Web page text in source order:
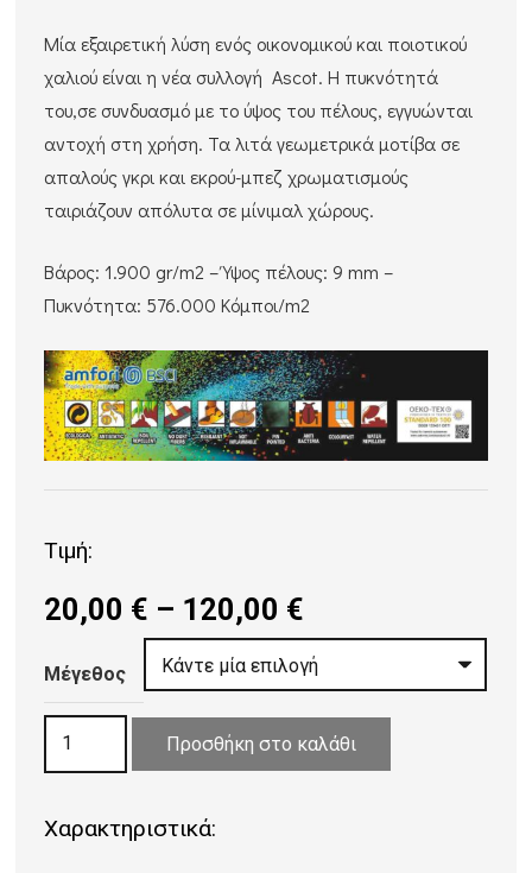
Μία εξαιρετική λύση ενός οικονομικού και ποιοτικού
χαλιού είναι η νέα συλλογή Ascot. Η πυκνότητά
του,σε συνδυασμό με το ύψος του πέλους, εγγυώνται
αντοχή στη χρήση. Τα λιτά γεωμετρικά μοτίβα σε
απαλούς γκρι και εκρού-μπεζ χρωματισμούς
ταιριάζουν απόλυτα σε μίνιμαλ χώρους.
Βάρος: 1.900 gr/m2 – Ύψος πέλους: 9 mm –
Πυκνότητα: 576.000 Κόμποι/m2
Τιμή:
20,00 € – 120,00 €
range:
20,00 €
120,00 €
Μέγεθος
ΧΑΛΙ
GREY-
Προσθήκη στο καλάθι
Χαρακτηριστικά: